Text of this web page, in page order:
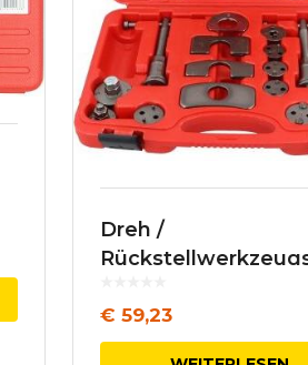
Dreh /
€ 59,23